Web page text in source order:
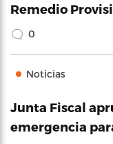
Remedio
0
Noticias
Junta Fiscal
emergencia